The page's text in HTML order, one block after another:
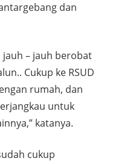
dan
– jauh berobat
Cukup ke RSUD
rumah, dan
untuk
katanya.
cukup